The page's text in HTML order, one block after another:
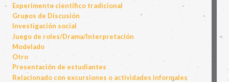
Experimento científico tradicional
Grupos de Discusión
Investigación social
Juego de roles/Drama/Interpretación
Modelado
Otro
Presentación de estudiantes
Relacionado con excursiones o actividades informales